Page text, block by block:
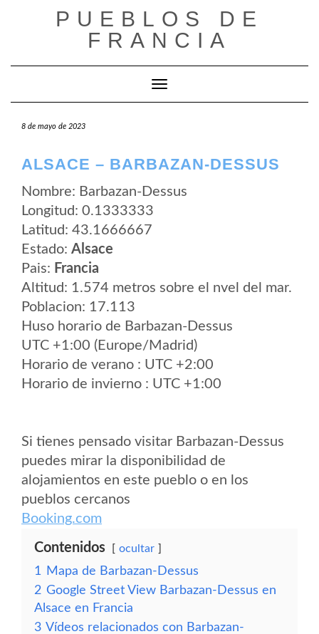
PUEBLOS DE
FRANCIA
Cambiar modo de navegación
8 de mayo de 2023
ALSACE – BARBAZAN-DESSUS
Nombre: Barbazan-Dessus
Longitud: 0.1333333
Latitud: 43.1666667
Estado: Alsace
Pais: Francia
Altitud: 1.574 metros sobre el nvel del mar.
Poblacion: 17.113
Huso horario de Barbazan-Dessus
UTC +1:00 (Europe/Madrid)
Horario de verano : UTC +2:00
Horario de invierno : UTC +1:00
Si tienes pensado visitar Barbazan-Dessus
puedes mirar la disponibilidad de
alojamientos en este pueblo o en los
pueblos cercanos
Booking.com
Contenidos ocultar
1
Mapa de Barbazan-Dessus
2 Google Street View Barbazan-Dessus en
Alsace en Francia
3 Vídeos relacionados con Barbazan-